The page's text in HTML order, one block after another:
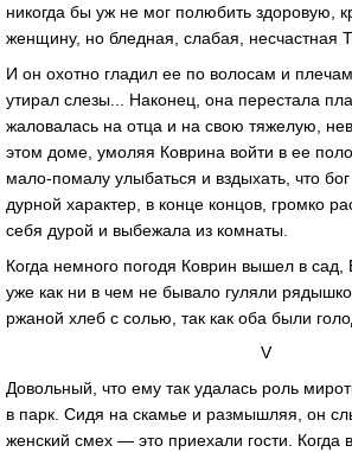
никогда бы уж не мог полюбить здоровую,
женщину, но бледная, слабая, несчастная
И он охотно гладил ее по волосам и
утирал слезы... Наконец, она перестала
жаловалась на отца и на свою тяжелую,
этом доме, умоляя Коврина войти в ее
мало-помалу улыбаться и вздыхать, что
дурной характер, в конце концов, громко
себя дурой и выбежала из комнаты.
Когда немного погодя Коврин вышел в
уже как ни в чем не бывало гуляли
ржаной хлеб с солью, так как оба были
V
Довольный, что ему так удалась роль
в парк. Сидя на скамье и размышляя, он
женский смех — это приехали гости. Когда